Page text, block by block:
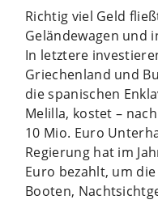
Richtig viel Geld
Geländewagen und
In letztere
Griechenland und
die spanischen
Melilla, kostet –
10 Mio. Euro
Regierung hat im
Euro bezahlt, um
Booten,